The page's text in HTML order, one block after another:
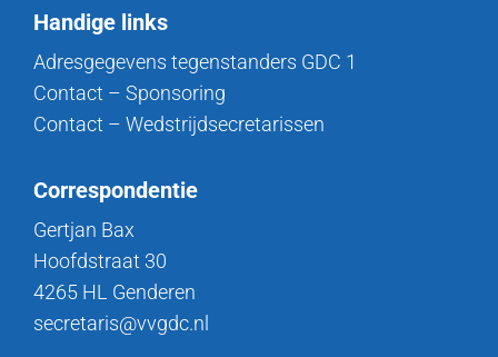
Handige links
Adresgegevens tegenstanders GDC 1
Contact – Sponsoring
Contact – Wedstrijdsecretarissen
Correspondentie
Gertjan Bax
Hoofdstraat 30
4265 HL Genderen
secretaris@vvgdc.nl